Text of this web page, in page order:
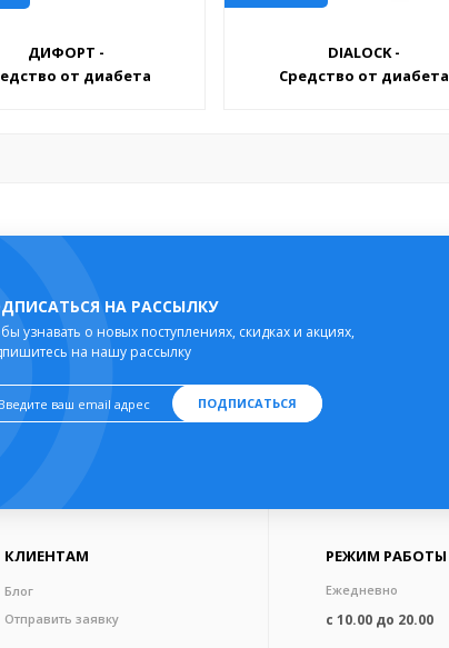
ДИФОРТ -
от диабета
DIALOCK -
Средство от диабета
НА РАССЫЛКУ
узнавать о новых поступлениях, скидках и акциях,
на нашу рассылку
ПОДПИСАТЬСЯ
КЛИЕНТАМ
Блог
Отправить заявку
РЕЖИМ РАБОТЫ
Ежедневно
с 10.00 до 20.00